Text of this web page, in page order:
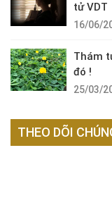
tử VDT
16/06/
Thám
đó !
25/03/
THEO DÕI